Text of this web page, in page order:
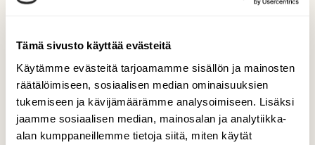
Tämä sivusto käyttää evästeitä
Käytämme evästeitä tarjoamamme sisällön ja mainosten
räätälöimiseen, sosiaalisen median ominaisuuksien
tukemiseen ja kävijämäärämme analysoimiseen. Lisäksi
jaamme sosiaalisen median, mainosalan ja analytiikka-
alan kumppaneillemme tietoja siitä, miten käytät